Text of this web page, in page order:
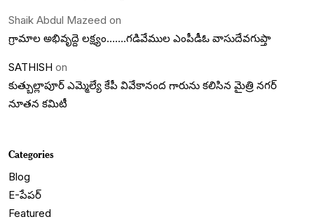
Shaik Abdul Mazeed on
గ్రామాల అభివృద్దె లక్ష్యం…….గడివేముల ఎంపీడీఓ వాసుదేవగుప్తా
SATHISH on
కుత్బుల్లాపూర్ ఎమ్మెల్యే కేపీ వివేకానంద గారును కలిసిన మైత్రి నగర్
నూతన కమిటీ
Categories
Blog
E-పేపర్
Featured